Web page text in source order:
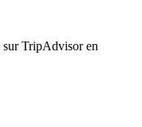
sur TripAdvisor en